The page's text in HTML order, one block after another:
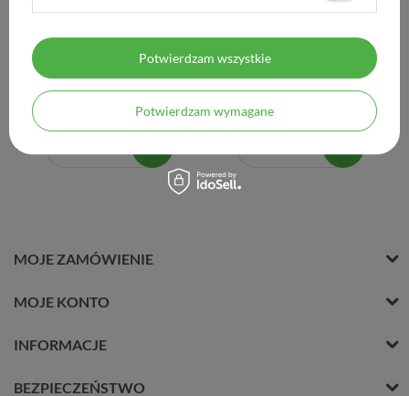
Ziaja Remodeling 60+,
krem na noc ujędrniająco-
odżywczy, 50 ml
17,50 zł
0,35 zł / szt.
Ziaja Remodeling 60+,
krem pod oczy korygujący
zmarszczki, 15 ml
17,90 zł
1,19 zł / szt.
MOJE ZAMÓWIENIE
MOJE KONTO
INFORMACJE
BEZPIECZEŃSTWO
Potwierdzam wymagane
Potwierdzam wszystkie